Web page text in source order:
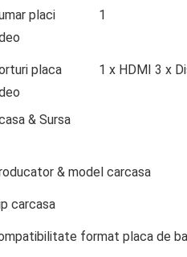
placi
1
placa
1 x HDMI 3 x
& Sursa
& model carcasa
carcasa
format placa de